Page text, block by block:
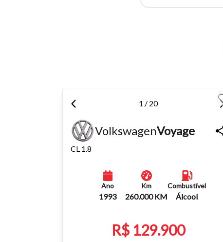
1 / 20
VolkswagenVoyage
CL 1.8
Ano
1993
Km
260.000 KM
Combustível
Álcool
R$ 129.900